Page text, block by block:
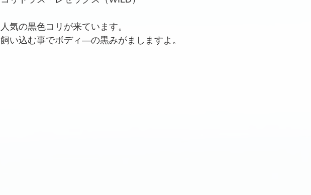
人気の黒色コリが来ています。
飼い込む事でボディ―の黒みがましますよ。